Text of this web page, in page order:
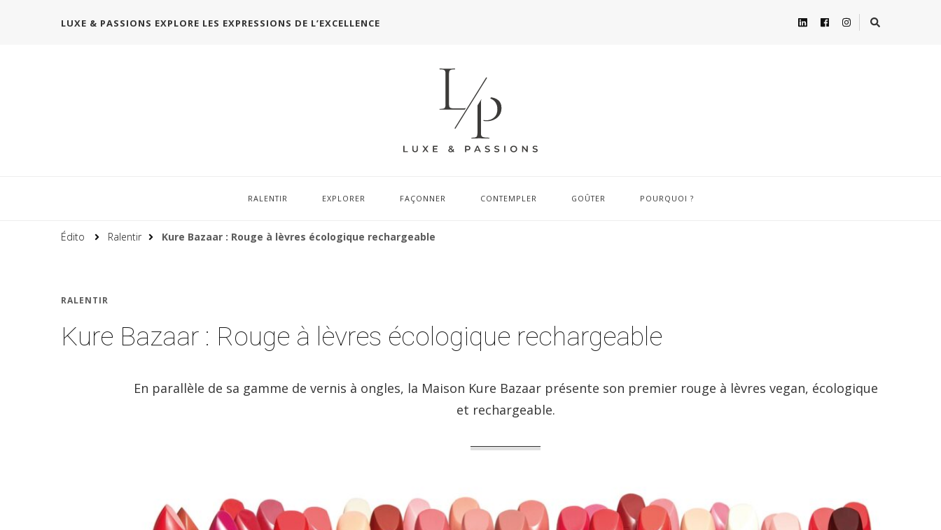
LUXE & PASSIONS EXPLORE LES EXPRESSIONS DE L’EXCELLENCE
RALENTIR EXPLORER FAÇONNER CONTEMPLER GOÛTER POURQUOI ?
Édito Ralentir Kure Bazaar : Rouge à lèvres écologique rechargeable
RALENTIR
Kure Bazaar : Rouge à lèvres écologique rechargeable
En parallèle de sa gamme de vernis à ongles, la Maison Kure Bazaar présente son premier rouge à lèvres vegan, écologique
et rechargeable.